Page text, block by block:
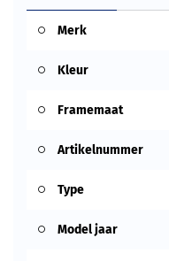
Merk
Kleur
Framemaat
Artikelnummer
Type
Model jaar